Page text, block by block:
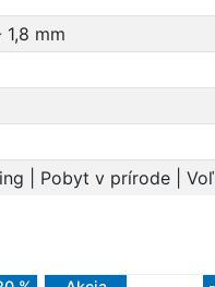
mm
| Pobyt v prírode |